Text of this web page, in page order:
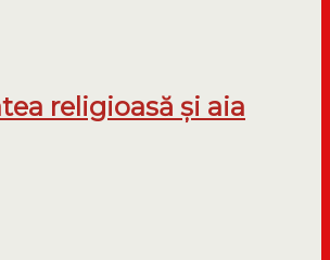
religioasă și aia